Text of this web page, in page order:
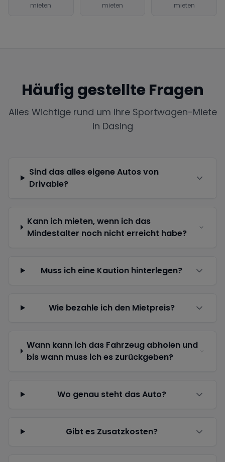
mieten mieten mieten
Häufig gestellte Fragen
Alles Wichtige rund um Ihre Sportwagen-Miete
in Dasing
Sind das alles eigene Autos von
Drivable?
Kann ich mieten, wenn ich das
Mindestalter noch nicht erreicht habe?
Muss ich eine Kaution hinterlegen?
Wie bezahle ich den Mietpreis?
Wann kann ich das Fahrzeug abholen und
bis wann muss ich es zurückgeben?
Wo genau steht das Auto?
Gibt es Zusatzkosten?